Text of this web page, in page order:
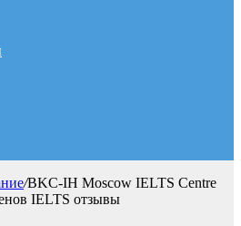
/BKC-IH Moscow IELTS Centre
IELTS отзывы